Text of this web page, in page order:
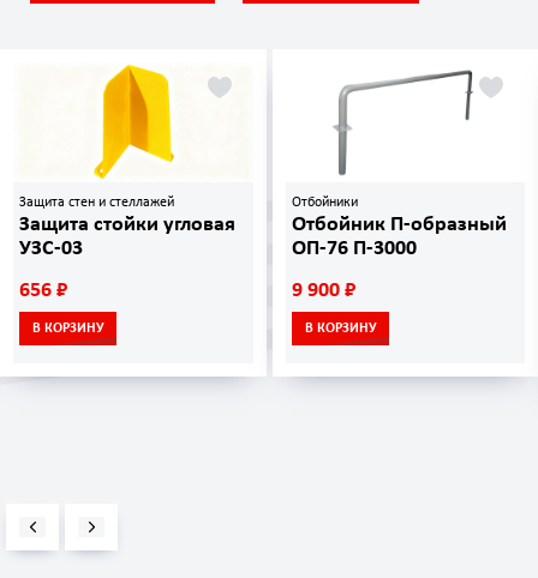
Защита стен и стеллажей
Защита стойки угловая
УЗС-03
656 ₽
В КОРЗИНУ
Отбойники
Отбойник П-образный
ОП-76 П-3000
9 900 ₽
В КОРЗИНУ